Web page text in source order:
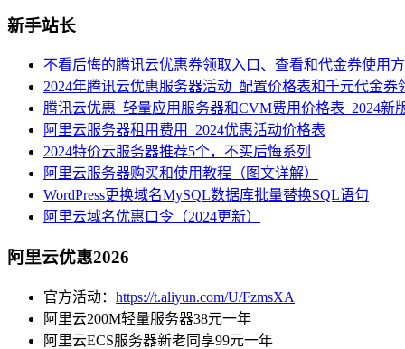
新手站长
不看后悔的腾讯云优惠券领取入口、查看和代金券使用
2024年腾讯云优惠服务器活动_配置价格表和千元代金券
腾讯云优惠_轻量应用服务器和CVM费用价格表_2024新
阿里云服务器租用费用_2024优惠活动价格表
2024特价云服务器推荐5个，不买后悔系列
阿里云服务器购买和使用教程（图文详解）
WordPress更换域名MySQL数据库批量替换SQL语句
阿里云域名优惠口令（2024更新）
阿里云优惠2026
官方活动： https://t.aliyun.com/U/FzmsXA
阿里云200M轻量服务器38元一年
阿里云ECS服务器新老同享99元一年